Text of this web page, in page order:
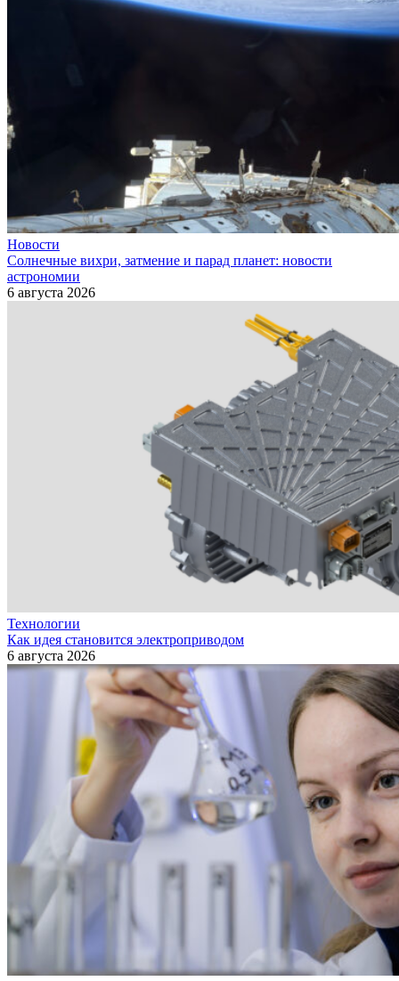
Новости
Солнечные вихри, затмение и парад планет: новости
астрономии
6 августа 2026
Технологии
Как идея становится электроприводом
6 августа 2026